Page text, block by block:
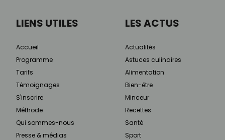
LIENS UTILES
Accueil
Programme
Tarifs
Témoignages
S'inscrire
Méthode
Qui sommes-nous
Presse & médias
LES ACTUS
Actualités
Astuces culinaires
Alimentation
Bien-être
Minceur
Recettes
Santé
Sport